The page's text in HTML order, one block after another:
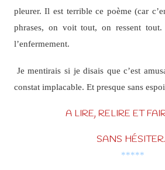
pleurer. Il est terrible ce poème (car
phrases, on voit tout, on ressent
l’enfermement.
Je mentirais si je disais que c’est
constat implacable. Et presque sans
A LIRE, RELIRE ET
SANS HÉSITER.
*****